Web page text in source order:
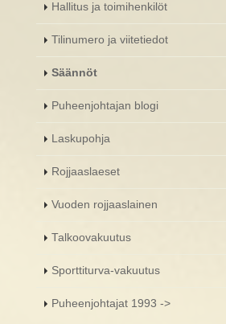
Hallitus ja toimihenkilöt
Tilinumero ja viitetiedot
Säännöt
Puheenjohtajan blogi
Laskupohja
Rojjaaslaeset
Vuoden rojjaaslainen
Talkoovakuutus
Sporttiturva-vakuutus
Puheenjohtajat 1993 ->